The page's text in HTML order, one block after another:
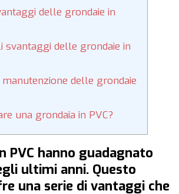
delle grondaie in
svantaggi delle grondaie in
delle grondaie
una grondaia in PVC?
PVC hanno guadagnato
ultimi anni. Questo
una serie di vantaggi che